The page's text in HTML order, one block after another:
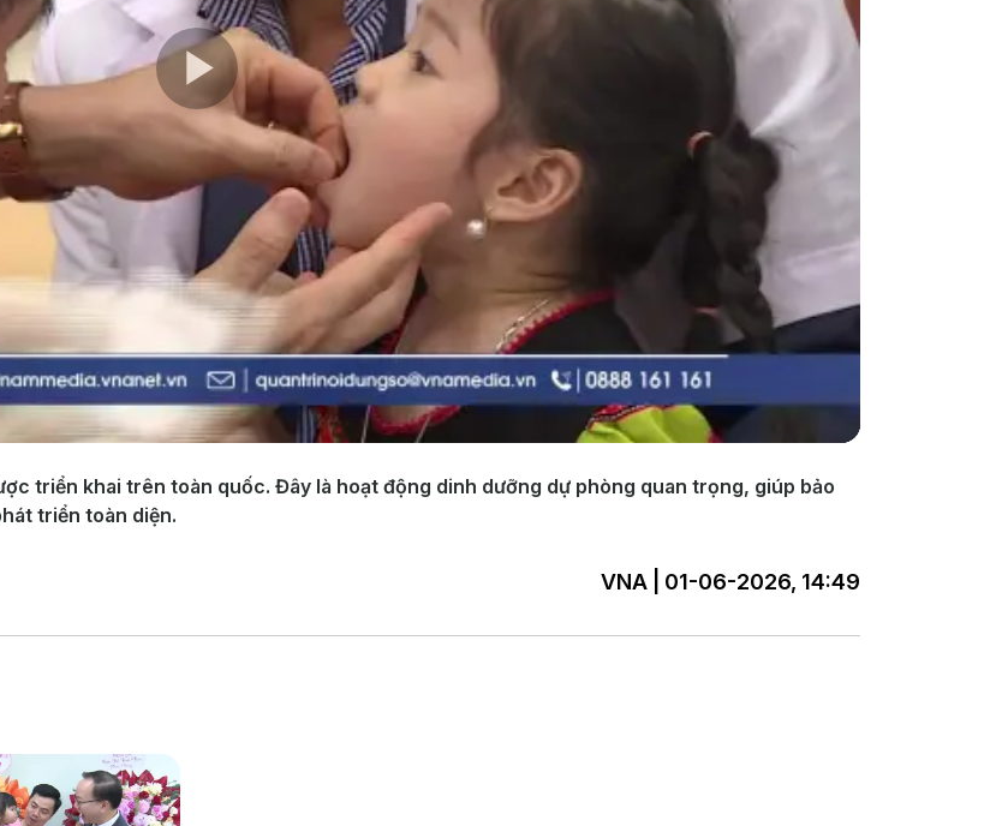
Play
Video
triển khai trên toàn quốc. Đây là hoạt động dinh dưỡng dự phòng quan trọng, giúp bảo
triển toàn diện.
VNA | 01-06-2026, 14:49